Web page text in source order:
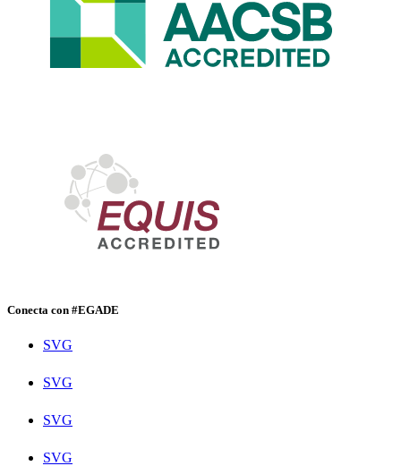
Conecta con #EGADE
SVG
SVG
SVG
SVG